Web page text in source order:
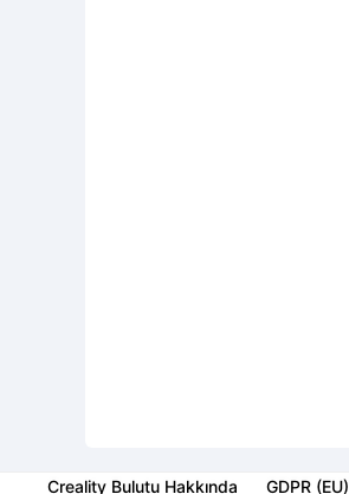
Creality Bulutu Hakkında GDPR (EU)